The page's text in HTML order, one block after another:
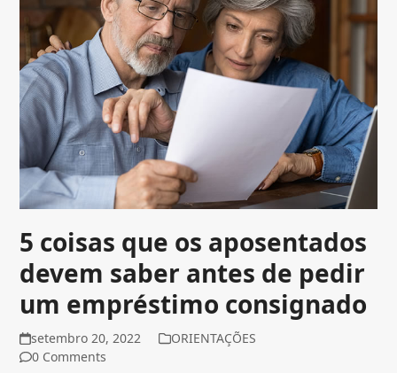
5 coisas que os aposentados
devem saber antes de pedir
um empréstimo consignado
setembro 20, 2022
ORIENTAÇÕES
0 Comments